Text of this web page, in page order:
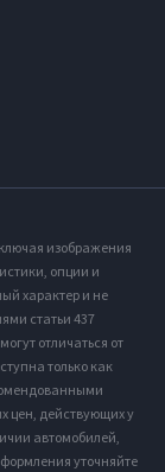
изображения
опции и
характер и не
статьи 437
отличаться от
только как
цен, действующих у
автомобилей,
уточняйте